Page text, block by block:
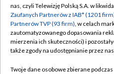
SZCZECIN /
nas, czyli Telewizję Polską S.A. w
Zaufanych Partnerów z IAB* (1201
Partnerów TVP (93 firm), w celach
zautomatyzowanego dopasowania
mierzenia ich skuteczności) i
także zgody na udostępnianie przez
Twoje dane osobowe zbierane